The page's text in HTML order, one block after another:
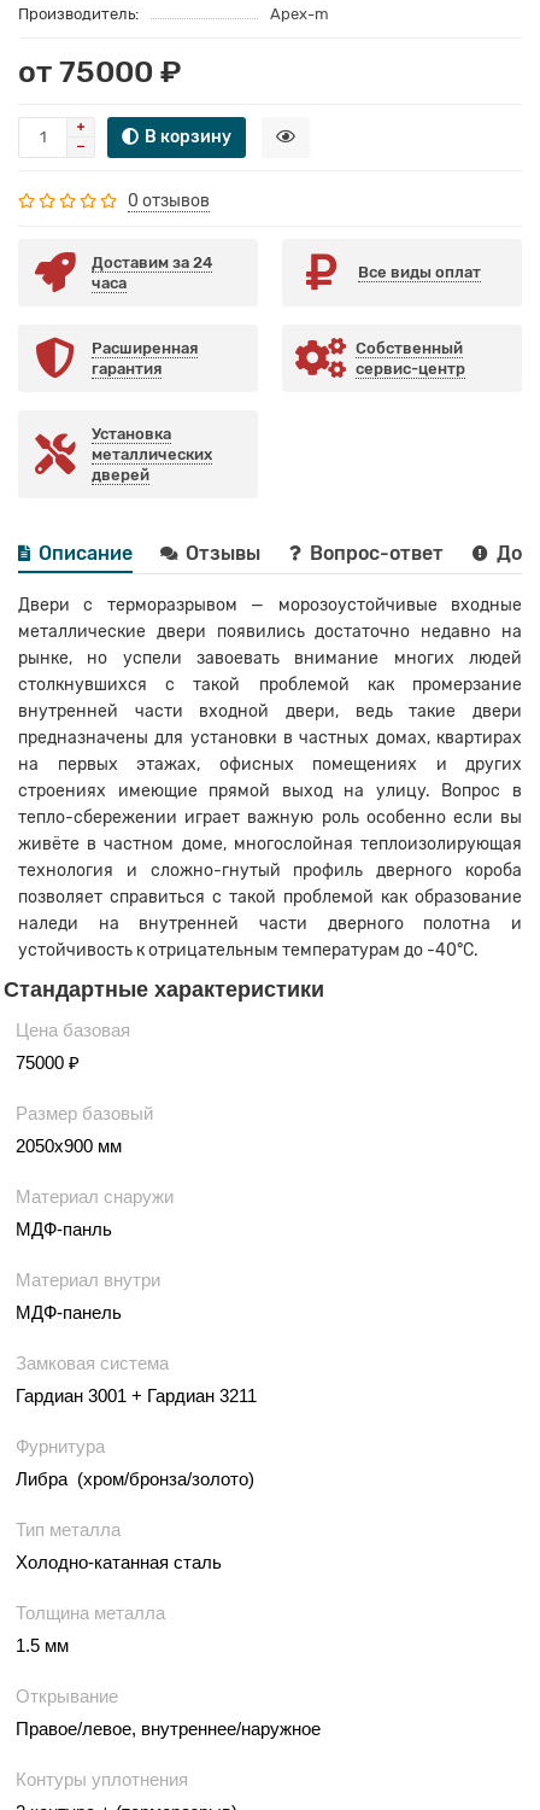
Производитель:
Apex-m
от 75000 ₽
В корзину
0 отзывов
Доставим за 24
часа
Все виды оплат
Расширенная
гарантия
Собственный
сервис-центр
Установка
металлических
дверей
Описание Отзывы Вопрос-ответ
Двери с терморазрывом — морозоустойчивые входные
металлические двери появились достаточно недавно на
рынке, но успели завоевать внимание многих людей
столкнувшихся с такой проблемой как промерзание
внутренней части входной двери, ведь такие двери
предназначены для установки в частных домах, квартирах
на первых этажах, офисных помещениях и других
строениях имеющие прямой выход на улицу. Вопрос в
тепло-сбережении играет важную роль особенно если вы
живёте в частном доме, многослойная теплоизолирующая
технология и сложно-гнутый профиль дверного короба
позволяет справиться с такой проблемой как образование
наледи на внутренней части дверного полотна и
устойчивость к отрицательным температурам до -40°С.
Стандартные характеристики
Цена базовая
75000 ₽
Размер базовый
2050х900 мм
Материал снаружи
МДФ-панль
Материал внутри
МДФ-панель
Замковая система
Гардиан 3001 + Гардиан 3211
Фурнитура
Либра (хром/бронза/золото)
Тип металла
Холодно-катанная сталь
Толщина металла
1.5 мм
Открывание
Правое/левое, внутреннее/наружное
Контуры уплотнения